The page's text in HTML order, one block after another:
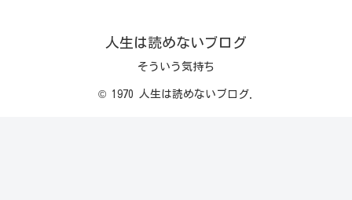
人生は読めないブログ
そういう気持ち
© 1970 人生は読めないブログ.